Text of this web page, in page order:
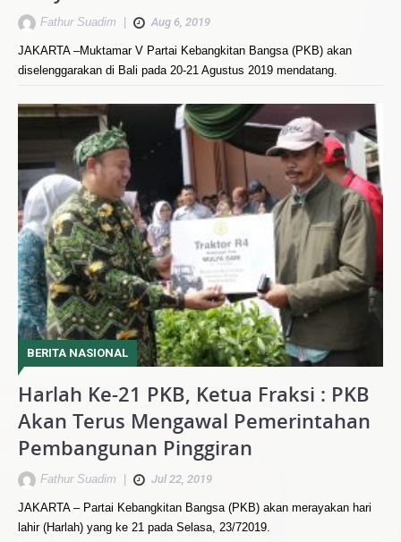
Fathur Suadim Aug 6, 2019
JAKARTA –Muktamar V Partai Kebangkitan Bangsa (PKB) akan
diselenggarakan di Bali pada 20-21 Agustus 2019 mendatang.
BERITA NASIONAL
Harlah Ke-21 PKB, Ketua Fraksi : PKB
Akan Terus Mengawal Pemerintahan
Pembangunan Pinggiran
Fathur Suadim Jul 22, 2019
JAKARTA – Partai Kebangkitan Bangsa (PKB) akan merayakan hari
lahir (Harlah) yang ke 21 pada Selasa, 23/72019.